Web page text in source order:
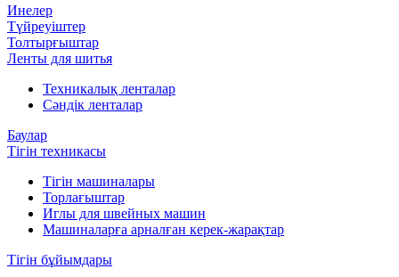
Инелер
Түйреуіштер
Толтырғыштар
Ленты для шитья
Техникалық ленталар
Сәндік ленталар
Баулар
Тігін техникасы
Тігін машиналары
Торлағыштар
Иглы для швейных машин
Машиналарға арналған керек-жарақтар
Тігін бұйымдары